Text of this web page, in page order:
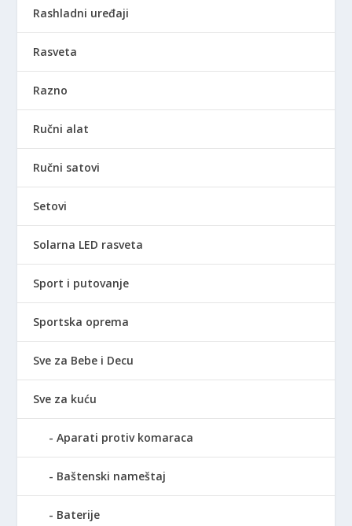
Rashladni uređaji
Rasveta
Razno
Ručni alat
Ručni satovi
Setovi
Solarna LED rasveta
Sport i putovanje
Sportska oprema
Sve za Bebe i Decu
Sve za kuću
Aparati protiv komaraca
Baštenski nameštaj
Baterije